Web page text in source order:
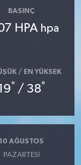
BASINÇ
HPA hpa
/ EN YÜKSEK
19° / 38°
10 AĞUSTOS
PAZARTESI